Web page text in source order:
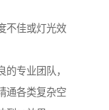
不佳或灯光效
专业团队，
通各类复杂空